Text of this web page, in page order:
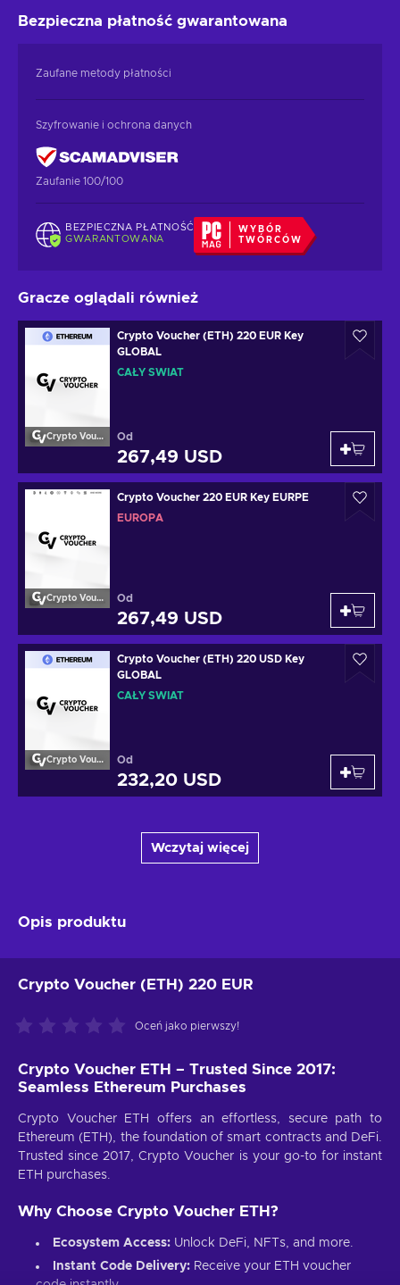
Bezpieczna płatność gwarantowana
Zaufane metody płatności
Szyfrowanie i ochrona danych
Zaufanie 100/100
BEZPIECZNA PŁATNOŚĆ
GWARANTOWANA
WYBÓR
TWÓRCÓW
Gracze oglądali również
Crypto Voucher
Crypto Voucher (ETH) 220 EUR Key
GLOBAL
CAŁY ŚWIAT
Od
267,49 USD
Crypto Voucher
Crypto Voucher 220 EUR Key EURPE
EUROPA
Od
267,49 USD
Crypto Voucher
Crypto Voucher (ETH) 220 USD Key
GLOBAL
CAŁY ŚWIAT
Od
232,20 USD
Wczytaj więcej
Opis produktu
Crypto Voucher (ETH) 220 EUR
Oceń jako pierwszy!
Crypto Voucher ETH – Trusted Since 2017:
Seamless Ethereum Purchases
Crypto Voucher ETH offers an effortless, secure path to
Ethereum (ETH), the foundation of smart contracts and DeFi.
Trusted since 2017, Crypto Voucher is your go-to for instant
ETH purchases.
Why Choose Crypto Voucher ETH?
Ecosystem Access: Unlock DeFi, NFTs, and more.
Instant Code Delivery: Receive your ETH voucher